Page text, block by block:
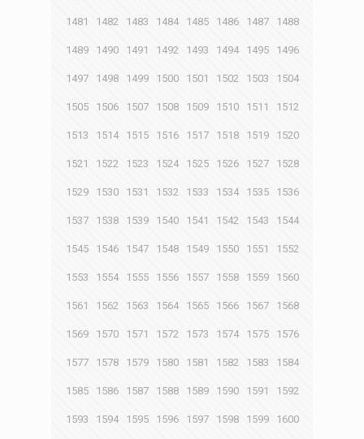
1481 1482 1483 1484 1485 1486 1487 1488
1489 1490 1491 1492 1493 1494 1495 1496
1497 1498 1499 1500 1501 1502 1503 1504
1505 1506 1507 1508 1509 1510 1511 1512
1513 1514 1515 1516 1517 1518 1519 1520
1521 1522 1523 1524 1525 1526 1527 1528
1529 1530 1531 1532 1533 1534 1535 1536
1537 1538 1539 1540 1541 1542 1543 1544
1545 1546 1547 1548 1549 1550 1551 1552
1553 1554 1555 1556 1557 1558 1559 1560
1561 1562 1563 1564 1565 1566 1567 1568
1569 1570 1571 1572 1573 1574 1575 1576
1577 1578 1579 1580 1581 1582 1583 1584
1585 1586 1587 1588 1589 1590 1591 1592
1593 1594 1595 1596 1597 1598 1599 1600